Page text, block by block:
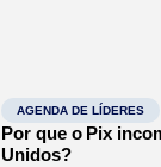
AGENDA DE LÍDERES
Por que o Pix
Unidos?